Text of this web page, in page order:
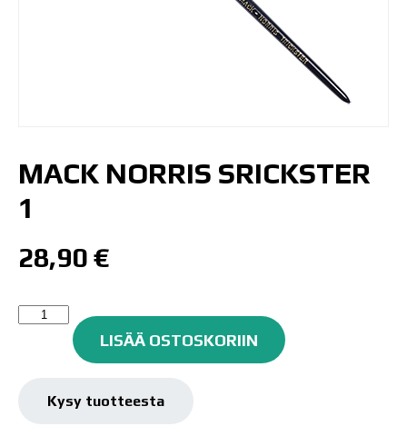
MACK NORRIS SRICKSTER
1
28,90 €
MACK
SRICKSTER
määrä
LISÄÄ OSTOSKORIIN
Kysy tuotteesta